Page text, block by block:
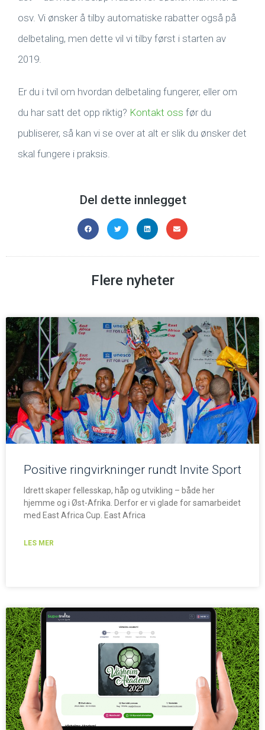
osv. Vi ønsker å tilby automatiske rabatter også på
delbetaling, men dette vil vi tilby først i starten av
2019.
Er du i tvil om hvordan delbetaling fungerer, eller om
du har satt det opp riktig? Kontakt oss før du
publiserer, så kan vi se over at alt er slik du ønsker det
skal fungere i praksis.
Del dette innlegget
Flere nyheter
Positive ringvirkninger rundt Invite Sport
Idrett skaper fellesskap, håp og utvikling – både her
hjemme og i Øst-Afrika. Derfor er vi glade for samarbeidet
med East Africa Cup. East Africa
LES MER